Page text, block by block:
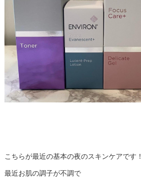
こちらが最近の基本の夜のスキンケアです！
最近お肌の調子が不調で